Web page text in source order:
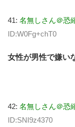
41: 名無しさん＠恐
ID:W0Fg+chT0
女性が男性で嫌い
42: 名無しさん＠恐
ID:SNI9z4370